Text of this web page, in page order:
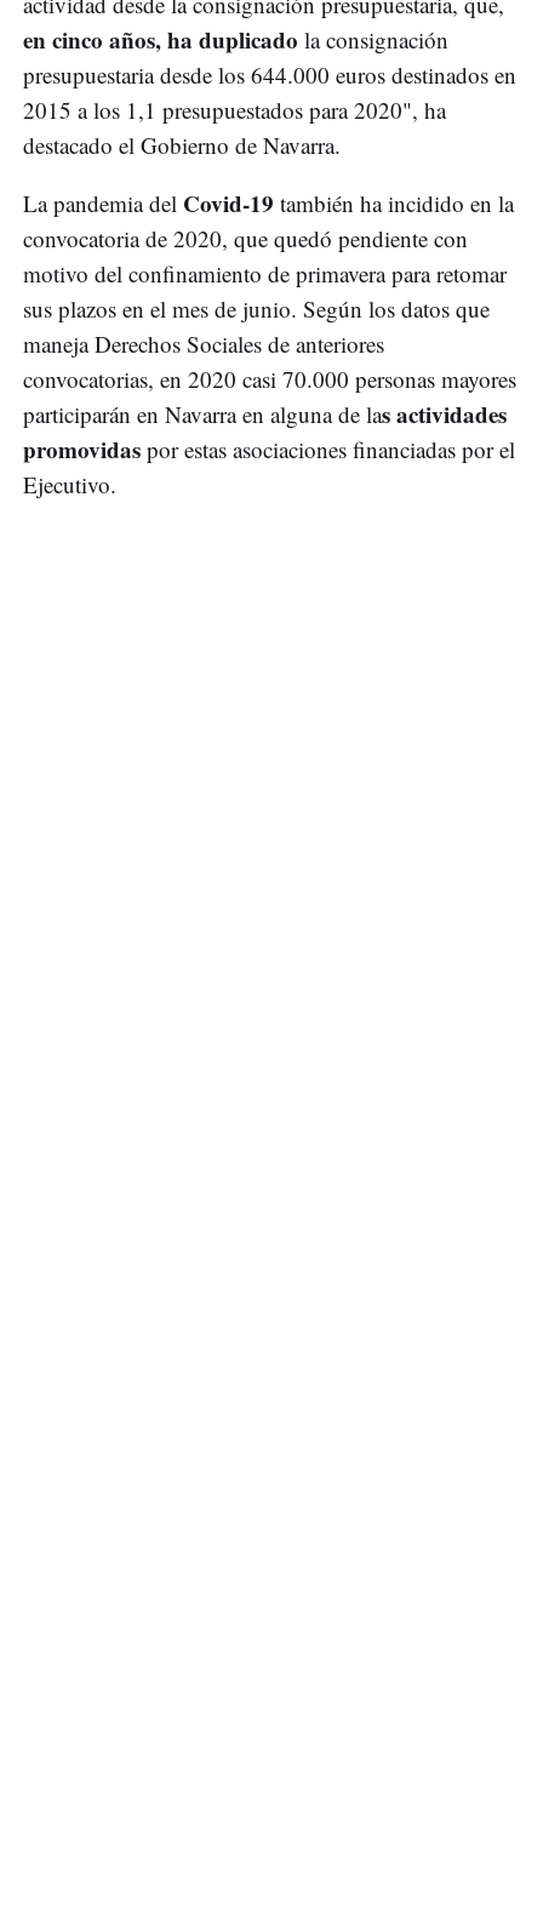
en cinco años, ha duplicado la consignación
presupuestaria desde los 644.000 euros destinados en
2015 a los 1,1 presupuestados para 2020", ha
destacado el Gobierno de Navarra.
La pandemia del Covid-19 también ha incidido en la
convocatoria de 2020, que quedó pendiente con
motivo del confinamiento de primavera para retomar
sus plazos en el mes de junio. Según los datos que
maneja Derechos Sociales de anteriores
convocatorias, en 2020 casi 70.000 personas mayores
participarán en Navarra en alguna de las actividades
promovidas por estas asociaciones financiadas por el
Ejecutivo.